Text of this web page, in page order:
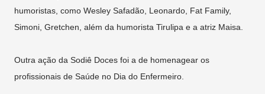
humoristas, como Wesley Safadão, Leonardo, Fat Family,
Simoni, Gretchen, além da humorista Tirulipa e a atriz Maisa.
Outra ação da Sodiê Doces foi a de homenagear os
profissionais de Saúde no Dia do Enfermeiro.